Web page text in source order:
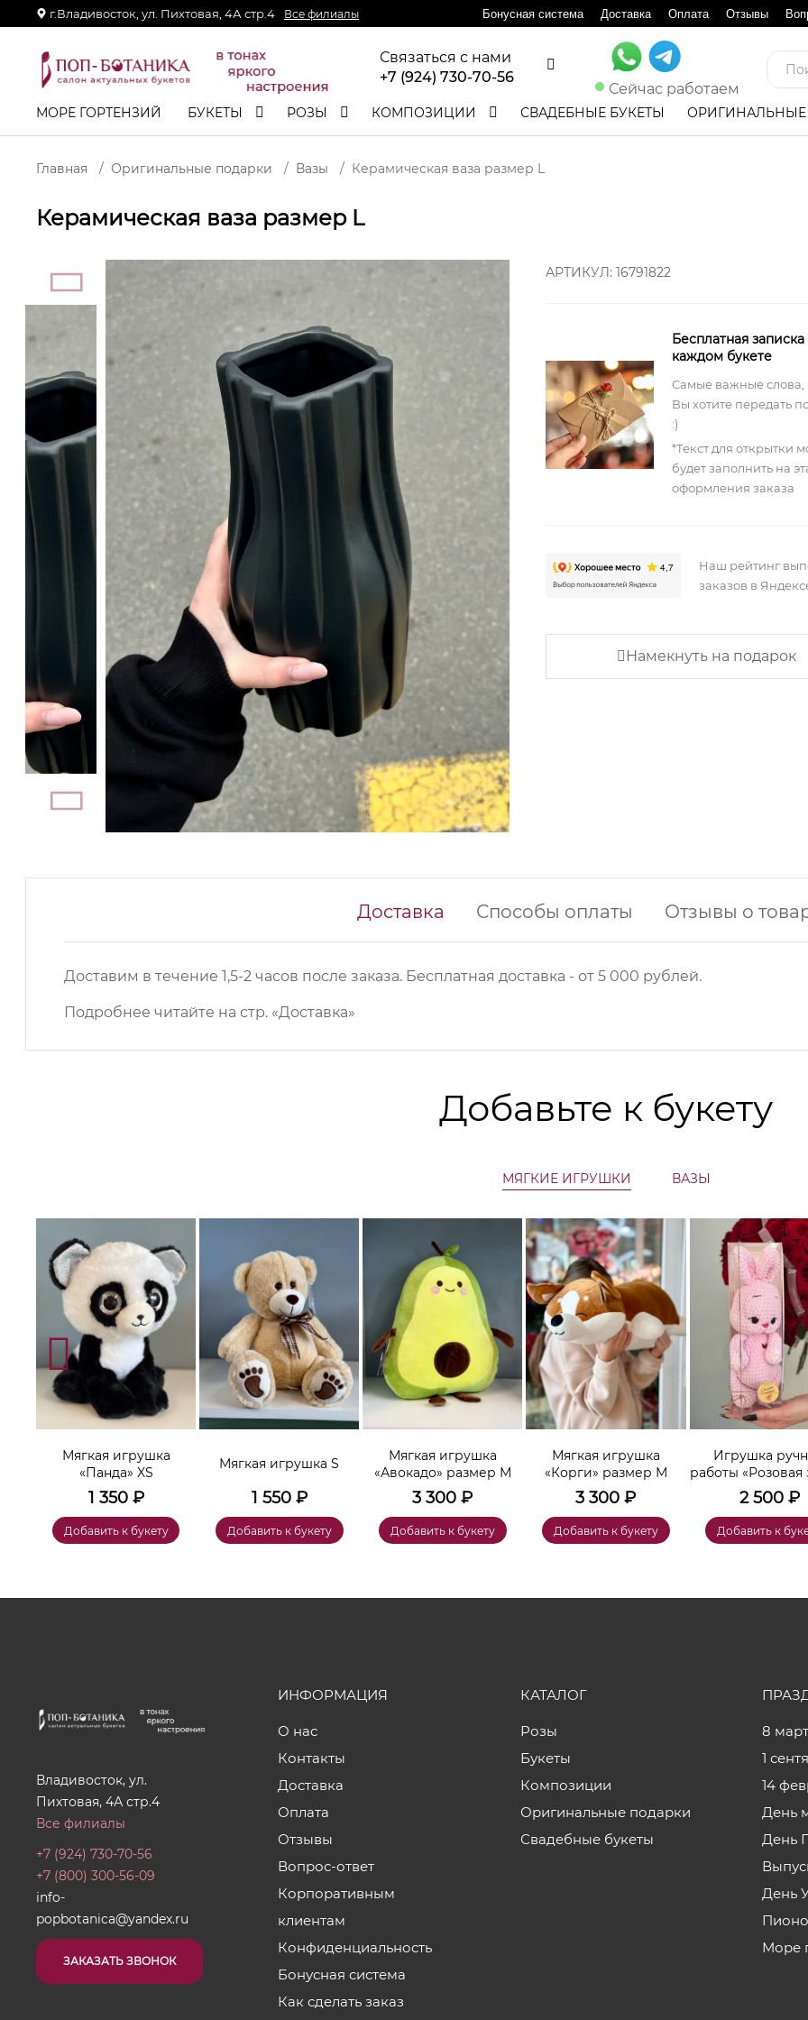
г.Владивосток, ул. Пихтовая, 4А стр.4 Все филиалы Бонусная система Доставка Оплата Отзывы
Связаться с нами
+7 (924) 730-70-56
Сейчас работаем
МОРЕ ГОРТЕНЗИЙ БУКЕТЫ РОЗЫ КОМПОЗИЦИИ СВАДЕБНЫЕ БУКЕТЫ
Главная Оригинальные подарки Вазы Керамическая ваза размер L
Керамическая ваза размер L
АРТИКУЛ: 16791822
Бесплатная записка
каждом букете
Самые важные слова,
Вы хотите передать
:)
*Текст для открытки
будет заполнить на
оформления заказа
Наш рейтинг
заказов в
Намекнуть на подарок
Доставка Способы оплаты Отзывы о
Доставим в течение 1,5-2 часов после заказа. Бесплатная доставка - от 5 000 рублей.
Подробнее читайте на стр. «Доставка»
Добавьте к букету
МЯГКИЕ ИГРУШКИ ВАЗЫ
Мягкая игрушка
«Панда» XS
1 350₽
Добавить к букету
Мягкая игрушка S
1 550₽
Добавить к букету
Мягкая игрушка
«Авокадо» размер М
3 300 ₽
Добавить к букету
Мягкая игрушка
«Корги» размер М
3 300 ₽
Добавить к букету
Игрушка
работы «Розовая
2 500₽
Добавить к
Владивосток, ул.
Пихтовая, 4А стр.4
Все филиалы
+7 (924) 730-70-56
+7 (800) 300-56-09
info-
popbotanica@yandex.ru
ЗАКАЗАТЬ ЗВОНОК
ИНФОРМАЦИЯ
О нас
Контакты
Доставка
Оплата
Отзывы
Вопрос-ответ
Корпоративным
клиентам
Конфиденциальность
Бонусная система
Как сделать заказ
КАТАЛОГ
Розы
Букеты
Композиции
Оригинальные подарки
Свадебные букеты
8
1
14
День
День
День
Море